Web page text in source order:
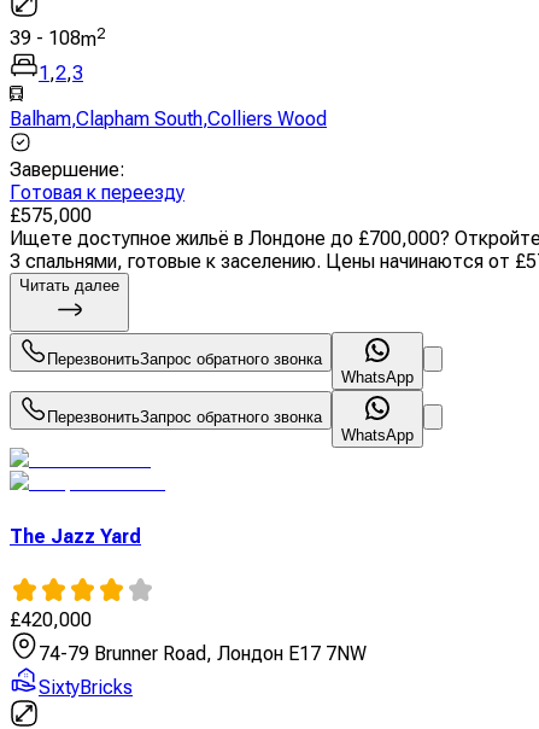
39 - 108m2
1,2,3
Balham,Clapham South,Colliers Wood
Завершение:
Готовая к переезду
£575,000
Ищете доступное жильё в Лондоне до £700,000?
3 спальнями, готовые к заселению. Цены начинаются от
Читать далее
ПерезвонитьЗапрос обратного звонка
WhatsApp
ПерезвонитьЗапрос обратного звонка
WhatsApp
The Jazz Yard
£420,000
74-79 Brunner Road, Лондон E17 7NW
SixtyBricks